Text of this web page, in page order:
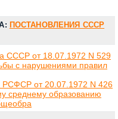
ПОСТАНОВЛЕНИЯ СССР
СССР от 18.07.1972 N 529
с нарушениями правил
РСФСР от 20.07.1972 N 426
среднему образованию